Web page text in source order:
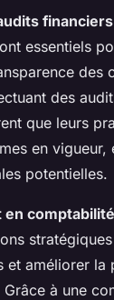
financiers
essentiels
des
des
que leurs
en vigueur,
potentielles.
et améliorer la
à une